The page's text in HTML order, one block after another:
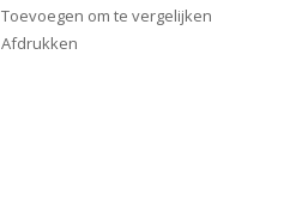
Toevoegen om te vergelijken
Afdrukken